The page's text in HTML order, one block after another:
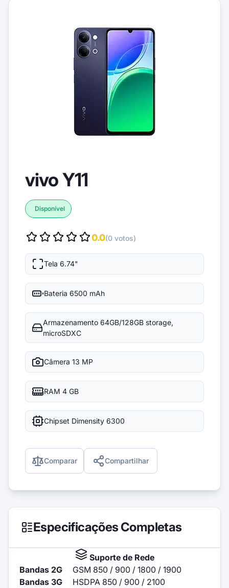
vivo Y11
Disponível
0.0(0 votos)
Tela 6.74"
Bateria 6500 mAh
Armazenamento 64GB/128GB storage,
microSDXC
Câmera 13 MP
RAM 4 GB
Chipset Dimensity 6300
Comparar Compartilhar
Especificações Completas
Suporte de Rede
Bandas 2G
GSM 850 / 900 / 1800 / 1900
Bandas 3G
HSDPA 850 / 900 / 2100